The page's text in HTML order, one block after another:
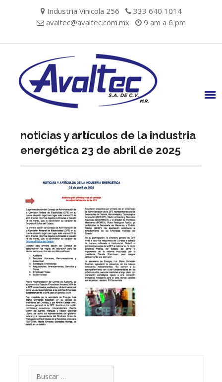
Industria Vinicola 256
333 640 1014
avaltec@avaltec.com.mx
9 am a 6 pm
noticias y artículos de la industria
energética 23 de abril de 2025